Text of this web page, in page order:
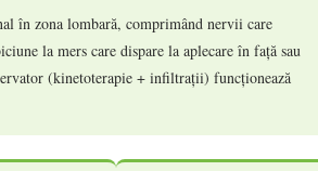
în zona lombară, comprimând nervii care
la mers care dispare la aplecare în față sau
(kinetoterapie + infiltrații) funcționează